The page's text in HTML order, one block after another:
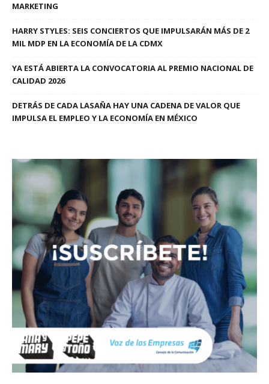
MARKETING
HARRY STYLES: SEIS CONCIERTOS QUE IMPULSARÁN MÁS DE 2
MIL MDP EN LA ECONOMÍA DE LA CDMX
YA ESTÁ ABIERTA LA CONVOCATORIA AL PREMIO NACIONAL DE
CALIDAD 2026
DETRÁS DE CADA LASAÑA HAY UNA CADENA DE VALOR QUE
IMPULSA EL EMPLEO Y LA ECONOMÍA EN MÉXICO